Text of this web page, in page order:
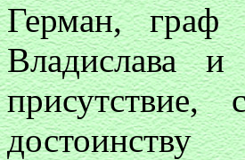
Герман,
Владислава
присутствие,